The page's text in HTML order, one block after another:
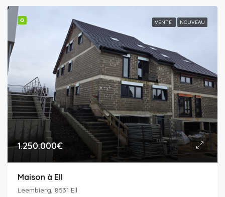
✪ VENTE NOUVEAU
1.250.000€
Maison à Ell
Leembierg, 8531 Ell